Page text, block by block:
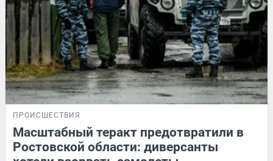
ПРОИСШЕСТВИЯ
Масштабный теракт предотвратили в
Ростовской области: диверсанты